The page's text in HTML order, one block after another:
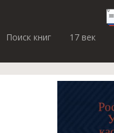
Поиск книг
17 век